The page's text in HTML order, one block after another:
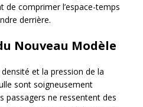
comprimer l’espace-temps
derrière.
Nouveau Modèle
et la pression de la
sont soigneusement
passagers ne ressentent des